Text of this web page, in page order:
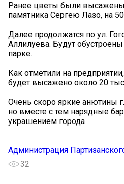
Ранее цветы были
памятника Сергею Лазо, на
Далее продолжатся по ул.
Аллилуева. Будут
парке.
Как отметили на
будет высажено около 20
Очень скоро яркие анютины
но вместе с тем нарядные
украшением города
Администрация
32